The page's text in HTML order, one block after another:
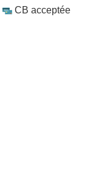
CB acceptée